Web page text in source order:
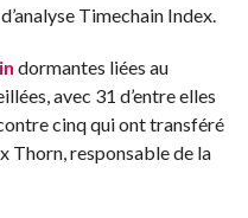
Timechain Index.
dormantes liées au
avec 31 d’entre elles
cinq qui ont transféré
Thorn, responsable de la